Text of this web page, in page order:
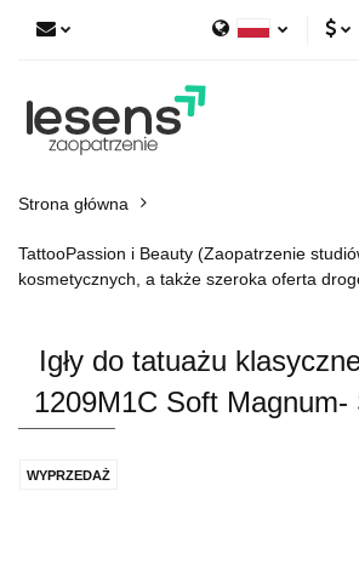
Strona główna
TattooPassion i Beauty (Zaopatrzenie
kosmetycznych, a także szeroka oferta
Igły do tatuażu
1209M1C Soft Magnum-
WYPRZEDAŻ